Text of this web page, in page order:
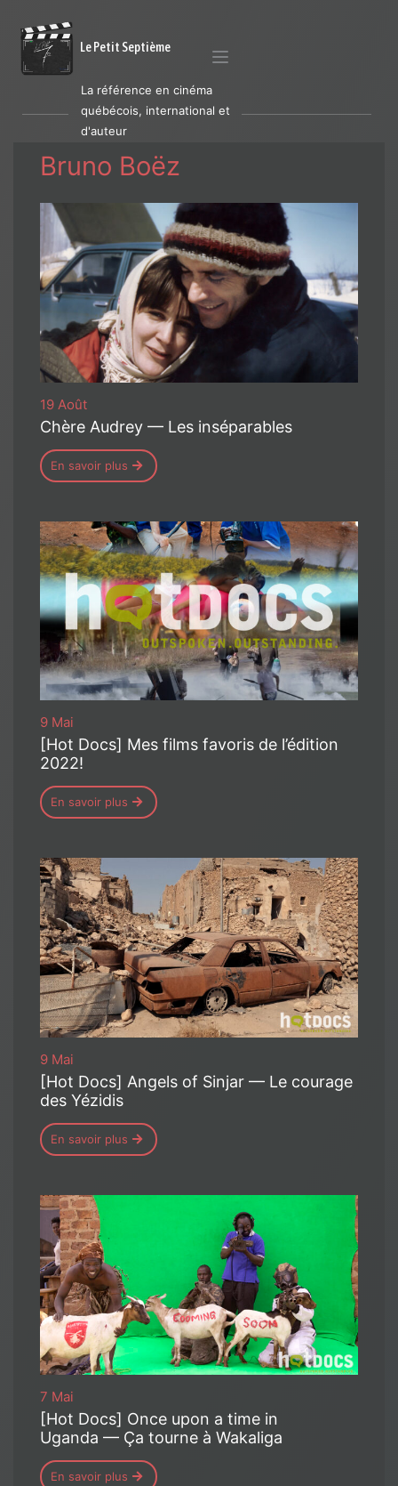
Le Petit Septième
La référence en cinéma
québécois, international et
d'auteur
Bruno Boëz
19 Août
Chère Audrey — Les inséparables
En savoir plus
9 Mai
[Hot Docs] Mes films favoris de l’édition
2022!
En savoir plus
9 Mai
[Hot Docs] Angels of Sinjar — Le courage
des Yézidis
En savoir plus
7 Mai
[Hot Docs] Once upon a time in
Uganda — Ça tourne à Wakaliga
En savoir plus